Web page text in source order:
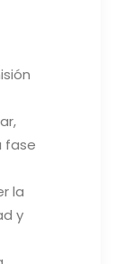
fase
la
y